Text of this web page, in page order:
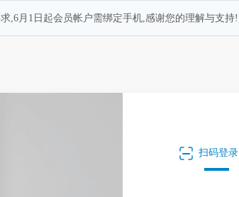
,6月1日起会员帐户需绑定手机,感谢您的理解与支持!
扫码登录